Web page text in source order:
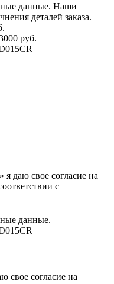
данные. Наши
деталей заказа.
руб.
даю свое согласие на
с
данные.
свое согласие на